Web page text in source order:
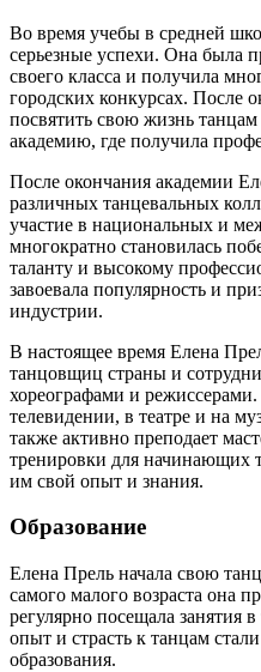
Во время учебы в средней
серьезные успехи. Она была
своего класса и получила
городских конкурсах. После
посвятить свою жизнь
академию, где получила
После окончания академии
различных танцевальных
участие в национальных и
многократно становилась
таланту и высокому
завоевала популярность и
индустрии.
В настоящее время Елена
танцовщиц страны и
хореографами и
телевидении, в театре и на
также активно преподает
тренировки для начинающих
им свой опыт и знания.
Образование
Елена Прель начала свою
самого малого возраста она
регулярно посещала занятия
опыт и страсть к танцам
образования.